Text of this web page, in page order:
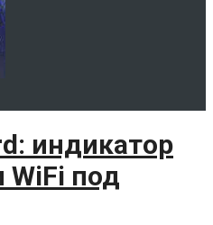
индикатор
WiFi под